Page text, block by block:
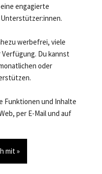
engagierte
werbefrei, viele
Du kannst
oder
Funktionen und Inhalte
per E-Mail und auf
mit »